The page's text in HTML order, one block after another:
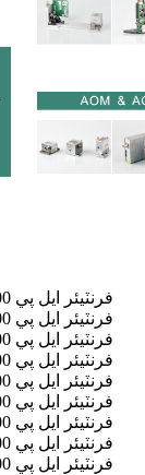
فرنٽيئر ايل پي 7100
فرنٽيئر ايل پي 7200
فرنٽيئر ايل پي 7500
فرنٽيئر ايل پي 7600
فرنٽيئر ايل پي 7700
فرنٽيئر ايل پي 7900
فرنٽيئر ايل پي 5000
فرنٽيئر ايل پي 5500
فرنٽيئر ايل پي 5700